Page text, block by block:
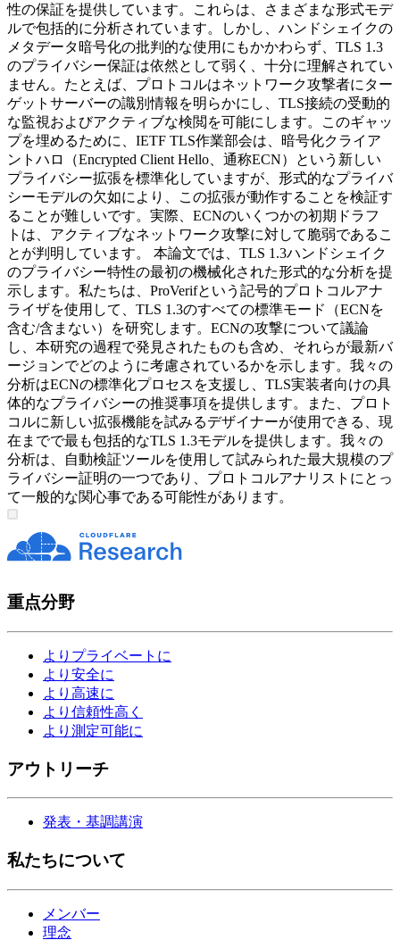
性の保証を提供しています。これらは、さまざまな形式モデ
ルで包括的に分析されています。しかし、ハンドシェイクの
メタデータ暗号化の批判的な使用にもかかわらず、TLS 1.3
のプライバシー保証は依然として弱く、十分に理解されてい
ません。たとえば、プロトコルはネットワーク攻撃者にター
ゲットサーバーの識別情報を明らかにし、TLS接続の受動的
な監視およびアクティブな検閲を可能にします。このギャッ
プを埋めるために、IETF TLS作業部会は、暗号化クライア
ントハロ（Encrypted Client Hello、通称ECN）という新しい
プライバシー拡張を標準化していますが、形式的なプライバ
シーモデルの欠如により、この拡張が動作することを検証す
ることが難しいです。実際、ECNのいくつかの初期ドラフ
トは、アクティブなネットワーク攻撃に対して脆弱であるこ
とが判明しています。 本論文では、TLS 1.3ハンドシェイク
のプライバシー特性の最初の機械化された形式的な分析を提
示します。私たちは、ProVerifという記号的プロトコルアナ
ライザを使用して、TLS 1.3のすべての標準モード（ECNを
含む/含まない）を研究します。ECNの攻撃について議論
し、本研究の過程で発見されたものも含め、それらが最新バ
ージョンでどのように考慮されているかを示します。我々の
分析はECNの標準化プロセスを支援し、TLS実装者向けの具
体的なプライバシーの推奨事項を提供します。また、プロト
コルに新しい拡張機能を試みるデザイナーが使用できる、現
在までで最も包括的なTLS 1.3モデルを提供します。我々の
分析は、自動検証ツールを使用して試みられた最大規模のプ
ライバシー証明の一つであり、プロトコルアナリストにとっ
て一般的な関心事である可能性があります。
重点分野
よりプライベートに
より安全に
より高速に
より信頼性高く
より測定可能に
アウトリーチ
発表・基調講演
私たちについて
メンバー
理念